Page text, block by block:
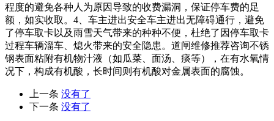
程度的避免各种人为原因导致的收费漏洞，保证停车费的足
额，如实收取。4、车主进出安全车主进出无障碍通行，避免
了停车取卡以及雨雪天气带来的种种不便，杜绝了因停车取卡
过程车辆溜车、熄火带来的安全隐患。道闸维修推荐咨询不锈
钢表面粘附有机物汁液（如瓜菜、面汤、痰等），在有水氧情
况下，构成有机酸，长时间则有机酸对金属表面的腐蚀。
上一条 没有了
下一条 没有了